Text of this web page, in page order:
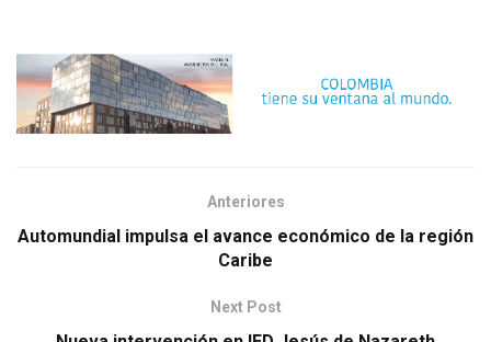
Anteriores
Automundial impulsa el avance económico de la región
Caribe
Next Post